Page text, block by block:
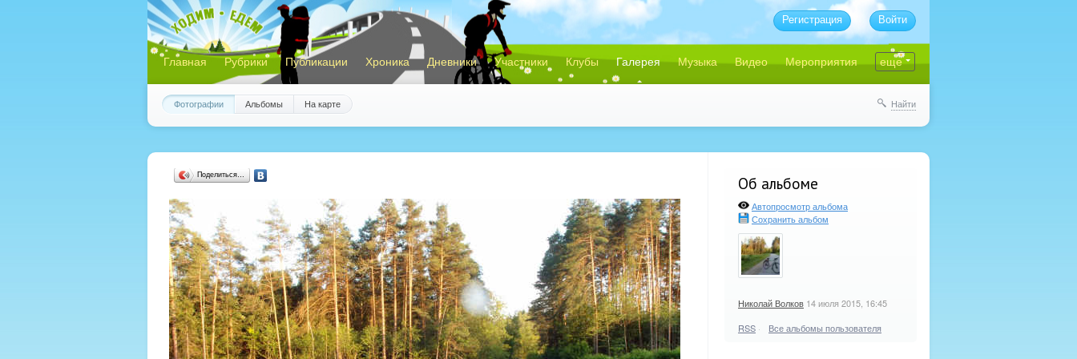
Главная Рубрики Публикации Хроника Дневники Участники Клубы Галерея Музыка Видео Мероприятия еще
Регистрация Войти
Фотографии Альбомы На карте Найти
Об альбоме
Автопросмотр альбома
Сохранить альбом
Николай Волков 14 июля 2015, 16:45
RSS · Все альбомы пользователя
Поделиться…